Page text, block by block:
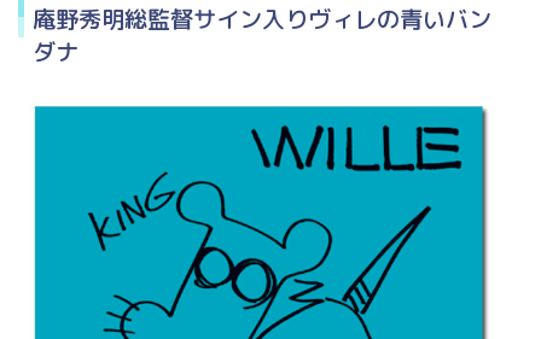
庵野秀明総監督サイン入りヴィレの青いバン
ダナ